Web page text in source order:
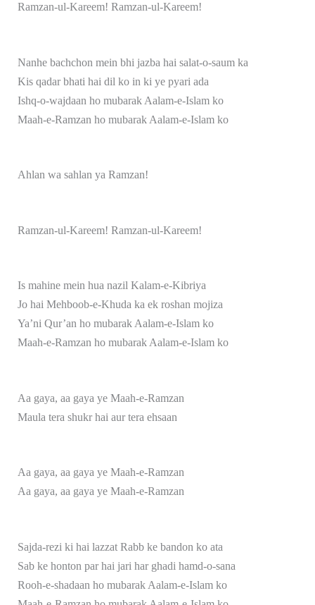
Ramzan-ul-Kareem! Ramzan-ul-Kareem!
Nanhe bachchon mein bhi jazba hai salat-o-saum ka
Kis qadar bhati hai dil ko in ki ye pyari ada
Ishq-o-wajdaan ho mubarak Aalam-e-Islam ko
Maah-e-Ramzan ho mubarak Aalam-e-Islam ko
Ahlan wa sahlan ya Ramzan!
Ramzan-ul-Kareem! Ramzan-ul-Kareem!
Is mahine mein hua nazil Kalam-e-Kibriya
Jo hai Mehboob-e-Khuda ka ek roshan mojiza
Ya’ni Qur’an ho mubarak Aalam-e-Islam ko
Maah-e-Ramzan ho mubarak Aalam-e-Islam ko
Aa gaya, aa gaya ye Maah-e-Ramzan
Maula tera shukr hai aur tera ehsaan
Aa gaya, aa gaya ye Maah-e-Ramzan
Aa gaya, aa gaya ye Maah-e-Ramzan
Sajda-rezi ki hai lazzat Rabb ke bandon ko ata
Sab ke honton par hai jari har ghadi hamd-o-sana
Rooh-e-shadaan ho mubarak Aalam-e-Islam ko